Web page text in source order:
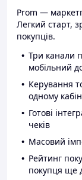
Prom —
Легкий старт,
покупців.
Три канали
мобільний
Керування
одному
Готові
чеків
Масовий
Рейтинг
покупця ще